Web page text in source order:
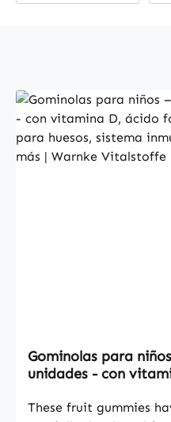
Gominolas para
unidades - con
huesos, sistema
These fruit gummies